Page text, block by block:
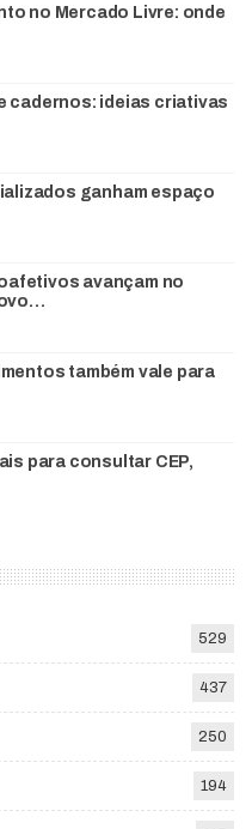
no Mercado Livre: onde
cadernos: ideias criativas
ganham espaço
avançam no
também vale para
para consultar CEP,
529
437
250
194